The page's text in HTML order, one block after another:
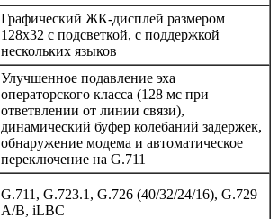
Графический ЖК-дисплей размером
128x32 с подсветкой, с поддержкой
нескольких языков
Улучшенное подавление эха
операторского класса (128 мс при
ответвлении от линии связи),
динамический буфер колебаний задержек,
обнаружение модема и автоматическое
переключение на G.711
G.711, G.723.1, G.726 (40/32/24/16), G.729
A/B, iLBC